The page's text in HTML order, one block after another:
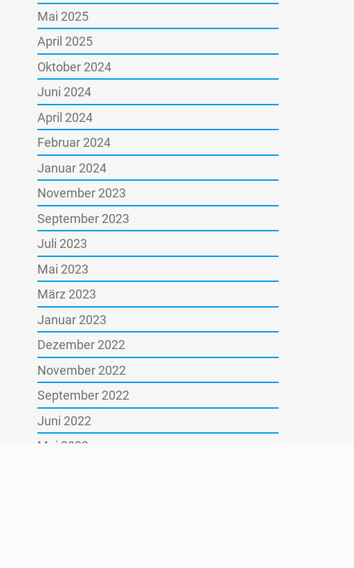
Mai 2025
April 2025
Oktober 2024
Juni 2024
April 2024
Februar 2024
Januar 2024
November 2023
September 2023
Juli 2023
Mai 2023
März 2023
Januar 2023
Dezember 2022
November 2022
September 2022
Juni 2022
Mai 2022